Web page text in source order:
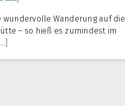
wundervolle Wanderung auf die
– so hieß es zumindest im
[...]